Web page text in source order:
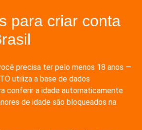
para criar conta
precisa ter pelo menos 18 anos —
utiliza a base de dados
conferir a idade automaticamente
de idade são bloqueados na